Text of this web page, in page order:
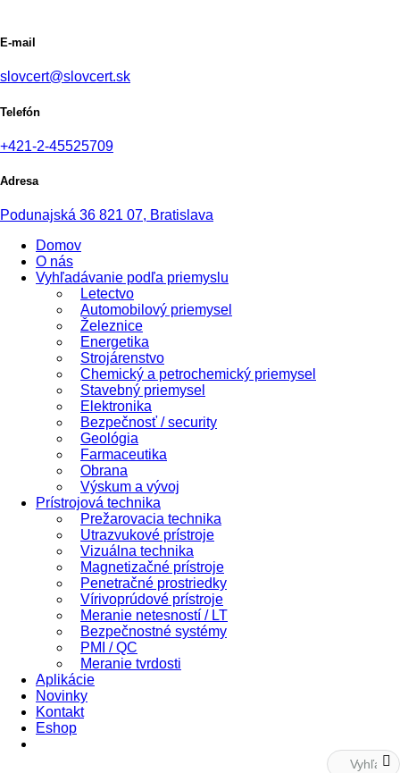
E-mail
slovcert@slovcert.sk
Telefón
+421-2-45525709
Adresa
Podunajská 36 821 07, Bratislava
Domov
O nás
Vyhľadávanie podľa priemyslu
Letectvo
Automobilový priemysel
Železnice
Energetika
Strojárenstvo
Chemický a petrochemický priemysel
Stavebný priemysel
Elektronika
Bezpečnosť / security
Geológia
Farmaceutika
Obrana
Výskum a vývoj
Prístrojová technika
Prežarovacia technika
Utrazvukové prístroje
Vizuálna technika
Magnetizačné prístroje
Penetračné prostriedky
Vírivoprúdové prístroje
Meranie netesností / LT
Bezpečnostné systémy
PMI / QC
Meranie tvrdosti
Aplikácie
Novinky
Kontakt
Eshop